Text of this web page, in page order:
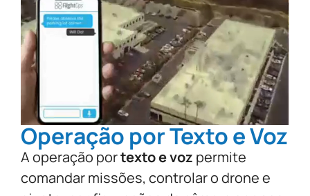
Operação por Texto e Voz
A operação portexto e voz permite
comandar missões, controlar o drone e